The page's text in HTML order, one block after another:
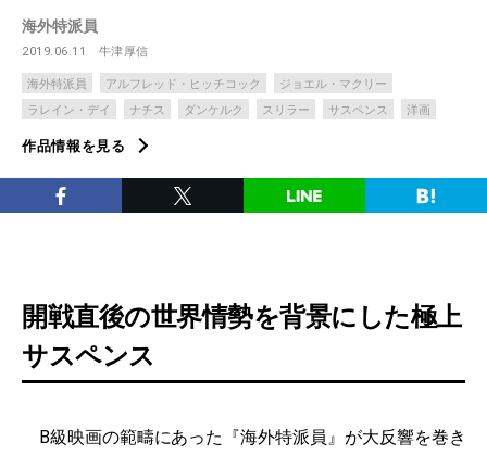
海外特派員
2019.06.11 牛津厚信
海外特派員 アルフレッド・ヒッチコック
ジョエル・マクリー
ラレイン・デイ
ナチス ダンケルク スリラー サスペンス 洋画
作品情報を見る
開戦直後の世界情勢を背景にした極上
サスペンス
B級映画の範疇にあった『海外特派員』が大反響を巻き